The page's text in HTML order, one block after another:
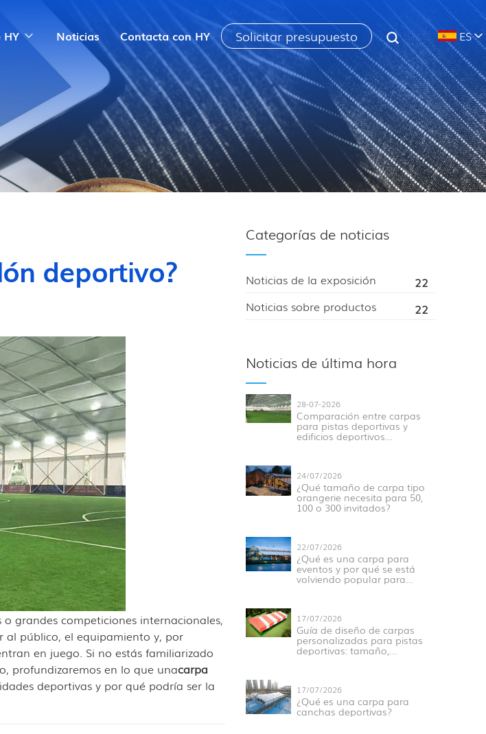
HY Noticias Contacta con HY Solicitar presupuesto ES
Categorías de noticias
22
Noticias de la exposición
22
Noticias sobre productos
Noticias de última hora
28-07-2026
Comparación entre carpas
para pistas deportivas y
edificios deportivos
24/07/2026
¿Qué tamaño de carpa tipo
orangerie necesita para 50,
100 o 300 invitados?
22/07/2026
¿Qué es una carpa para
eventos y por qué se está
volviendo popular para
17/07/2026
Guía de diseño de carpas
personalizadas para pistas
deportivas: tamaño,
17/07/2026
¿Qué es una carpa para
canchas deportivas?
deportivo?
grandes competiciones internacionales,
al público, el equipamiento y, por
en juego. Si no estás familiarizado
profundizaremos en lo que unacarpa
deportivas y por qué podría ser la